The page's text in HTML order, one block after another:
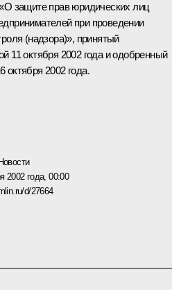
защите прав юридических лиц
при проведении
(надзора)», принятый
11 октября 2002 года и одобренный
2002 года.
2002 года, 00:00
d/27664